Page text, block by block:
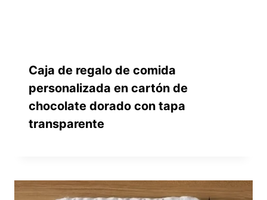
Caja de regalo de comida
personalizada en cartón de
chocolate dorado con tapa
transparente